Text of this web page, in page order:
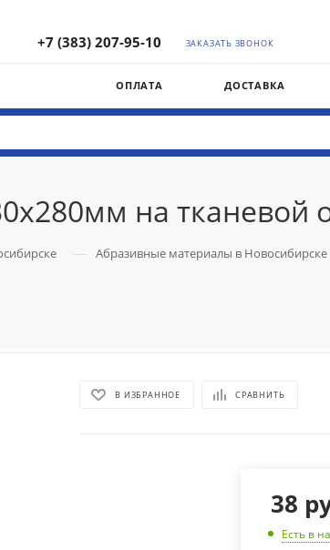
+7 (383) 207-95-10 ЗАКАЗАТЬ ЗВОНОК
ОПЛАТА ДОСТАВКА
на тканевой
— Абразивные материалы в Новосибирске
В ИЗБРАННОЕ СРАВНИТЬ
38
Есть в